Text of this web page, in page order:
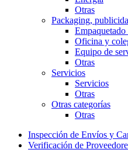
Otras
Packaging,
Oficina y
Equipo de
Otras
Servicios
Servicios
Otras
Otras categorías
Otras
Inspección de Enví­os y
Verificación de